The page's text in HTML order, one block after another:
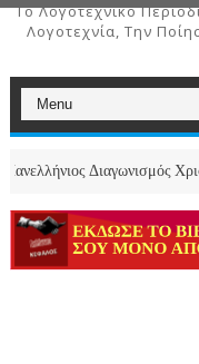
To Λογοτεχνικό
Λογοτεχνία, Την